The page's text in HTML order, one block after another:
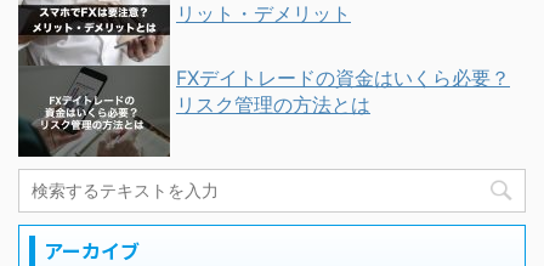
リット・デメリット
FXデイトレードの資金はいくら必要？
リスク管理の方法とは
アーカイブ